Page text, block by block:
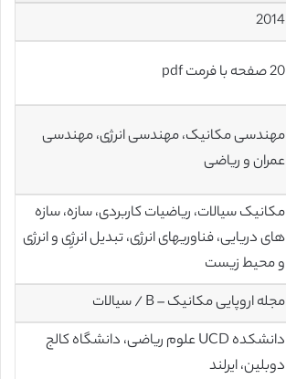
2014
20 صفحه با فرمت pdf
مهندسی مکانیک، مهندسی انرژی، مهندسی
عمران و ریاضی
مکانیک سیالات، ریاضیات کاربردی، سازه، سازه
های دریایی، فناوریهای انرژی، تبدیل انرژِی و انرژی
و محیط زیست
مجله اروپایی مکانیک – B / سیالات
دانشکده UCD علوم ریاضی، دانشگاه کالج
دوبلین، ایرلند